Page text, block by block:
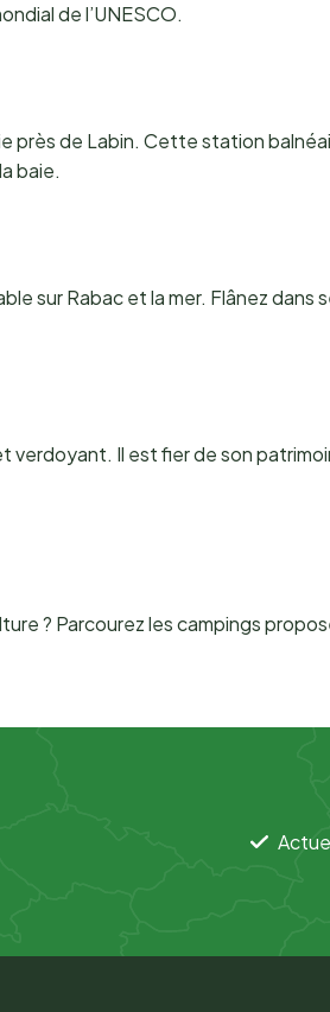
de l’UNESCO.
près de Labin. Cette station
baie.
sur Rabac et la mer. Flânez
verdoyant. Il est fier de son
? Parcourez les campings